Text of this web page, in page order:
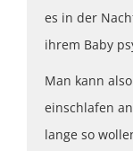
es in der
ihrem Baby
Man kann
einschlafen
lange so